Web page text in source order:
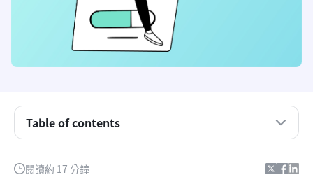
閱讀約 17 分鐘
Table of contents
你已準備好使用請假管理系統的跡象
請問請假管理系統是如何運作的？